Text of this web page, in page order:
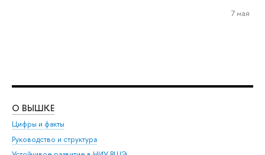
7 мая
О ВЫШКЕ
Цифры и факты
Руководство и структура